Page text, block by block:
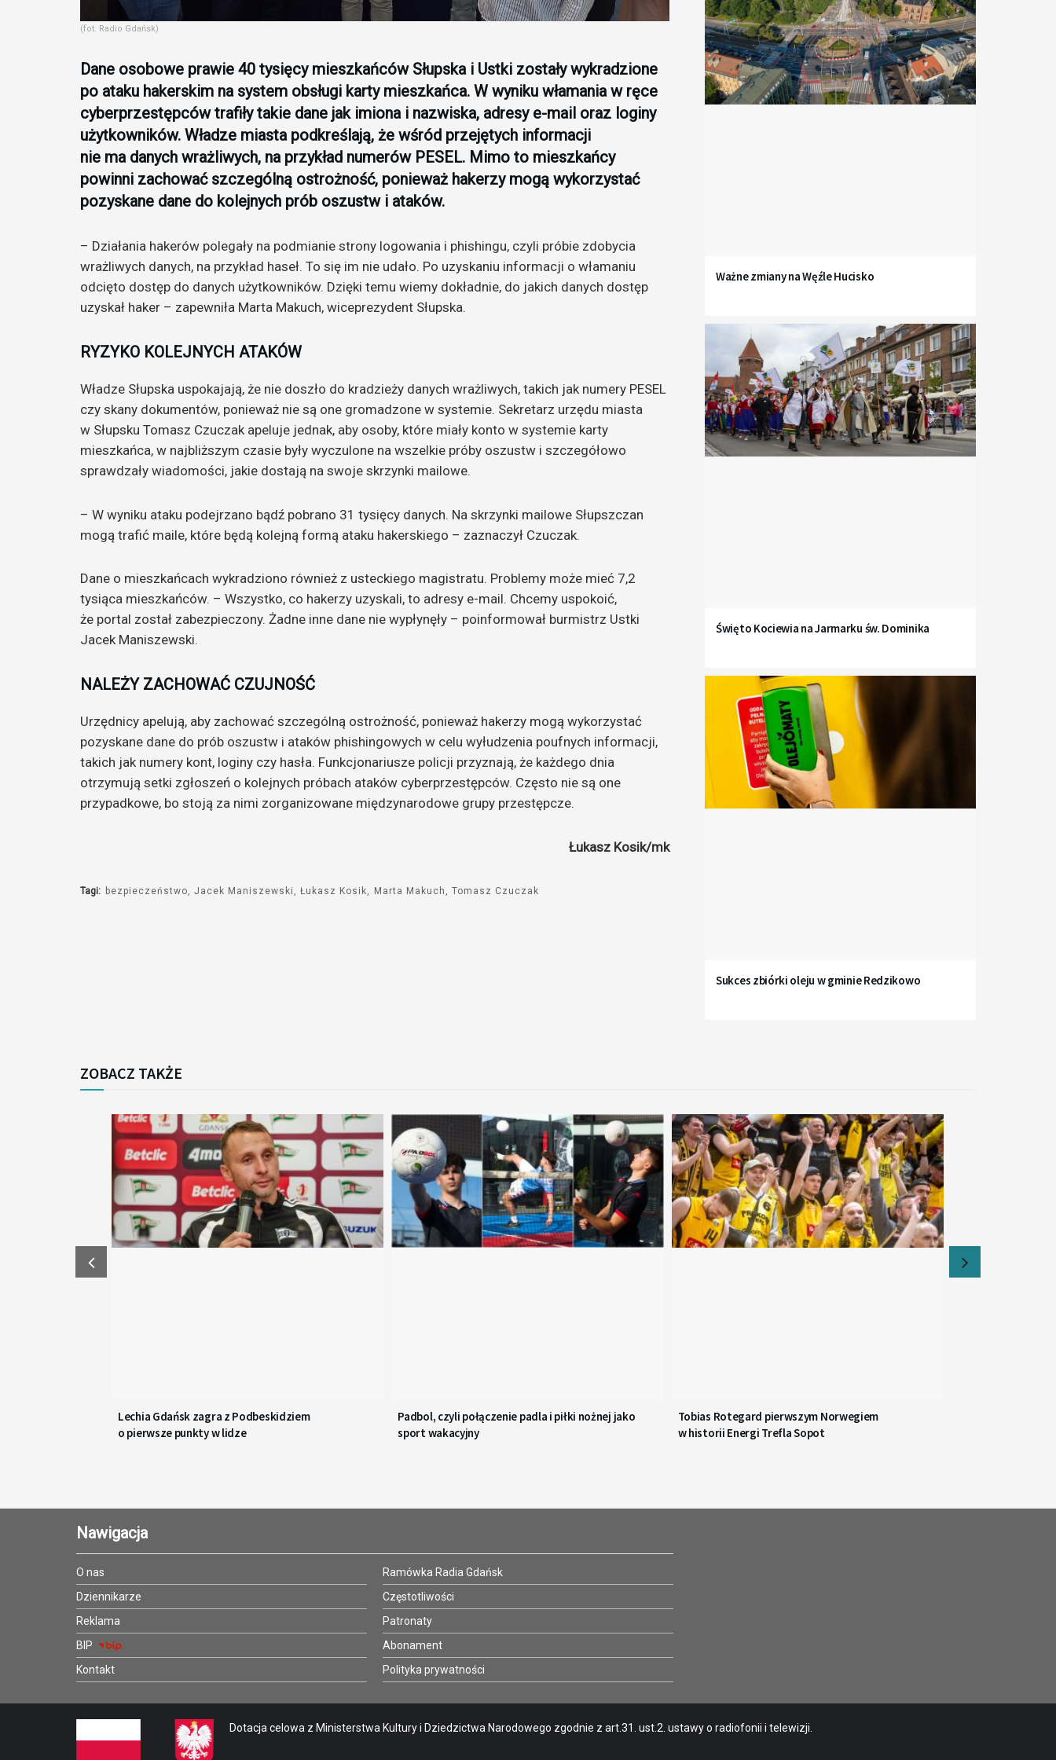
(fot. Radio Gdańsk)
Dane osobowe prawie 40 tysięcy mieszkańców Słupska i Ustki zostały wykradzione
po ataku hakerskim na system obsługi karty mieszkańca. W wyniku włamania w ręce
cyberprzestępców trafiły takie dane jak imiona i nazwiska, adresy e-mail oraz loginy
użytkowników. Władze miasta podkreślają, że wśród przejętych informacji
nie ma danych wrażliwych, na przykład numerów PESEL. Mimo to mieszkańcy
powinni zachować szczególną ostrożność, ponieważ hakerzy mogą wykorzystać
pozyskane dane do kolejnych prób oszustw i ataków.
– Działania hakerów polegały na podmianie strony logowania i phishingu, czyli próbie zdobycia
wrażliwych danych, na przykład haseł. To się im nie udało. Po uzyskaniu informacji o włamaniu
odcięto dostęp do danych użytkowników. Dzięki temu wiemy dokładnie, do jakich danych dostęp
uzyskał haker – zapewniła Marta Makuch, wiceprezydent Słupska.
RYZYKO KOLEJNYCH ATAKÓW
Władze Słupska uspokajają, że nie doszło do kradzieży danych wrażliwych, takich jak numery PESEL
czy skany dokumentów, ponieważ nie są one gromadzone w systemie. Sekretarz urzędu miasta
w Słupsku Tomasz Czuczak apeluje jednak, aby osoby, które miały konto w systemie karty
mieszkańca, w najbliższym czasie były wyczulone na wszelkie próby oszustw i szczegółowo
sprawdzały wiadomości, jakie dostają na swoje skrzynki mailowe.
– W wyniku ataku podejrzano bądź pobrano 31 tysięcy danych. Na skrzynki mailowe Słupszczan
mogą trafić maile, które będą kolejną formą ataku hakerskiego – zaznaczył Czuczak.
Dane o mieszkańcach wykradziono również z usteckiego magistratu. Problemy może mieć 7,2
tysiąca mieszkańców. – Wszystko, co hakerzy uzyskali, to adresy e-mail. Chcemy uspokoić,
że portal został zabezpieczony. Żadne inne dane nie wypłynęły – poinformował burmistrz Ustki
Jacek Maniszewski.
NALEŻY ZACHOWAĆ CZUJNOŚĆ
Urzędnicy apelują, aby zachować szczególną ostrożność, ponieważ hakerzy mogą wykorzystać
pozyskane dane do prób oszustw i ataków phishingowych w celu wyłudzenia poufnych informacji,
takich jak numery kont, loginy czy hasła. Funkcjonariusze policji przyznają, że każdego dnia
otrzymują setki zgłoszeń o kolejnych próbach ataków cyberprzestępców. Często nie są one
przypadkowe, bo stoją za nimi zorganizowane międzynarodowe grupy przestępcze.
Łukasz Kosik/mk
Tagi: bezpieczeństwo Jacek Maniszewski Łukasz Kosik Marta Makuch Tomasz Czuczak
Ważne zmiany na Węźle Hucisko
Święto Kociewia na Jarmarku św. Dominika
Sukces zbiórki oleju w gminie Redzikowo
ZOBACZ TAKŻE
Lechia Gdańsk zagra z Podbeskidziem
o pierwsze punkty w lidze
Padbol, czyli połączenie padla i piłki nożnej jako
sport wakacyjny
Tobias Rotegard pierwszym Norwegiem
w historii Energi Trefla Sopot
Nawigacja
O nas
Dziennikarze
Reklama
BIP
Kontakt
Ramówka Radia Gdańsk
Częstotliwości
Patronaty
Abonament
Polityka prywatności
Dotacja celowa z Ministerstwa Kultury i Dziedzictwa Narodowego zgodnie z art.31. ust.2. ustawy o radiofonii i telewizji.